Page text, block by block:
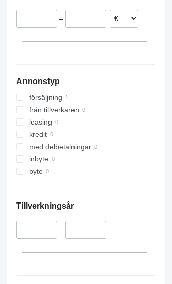
9120
7300
8200
8300
8400
8500
8600
9500
9560
9600
9650
9670 STS
9700
–
Annonstyp
försäljning
från tillverkaren
leasing
kredit
med delbetalningar
inbyte
byte
Tillverkningsår
–